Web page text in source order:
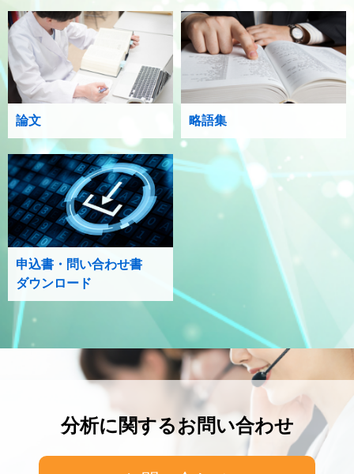
論文 略語集
申込書・問い合わせ書
ダウンロード
分析に関するお問い合わせ